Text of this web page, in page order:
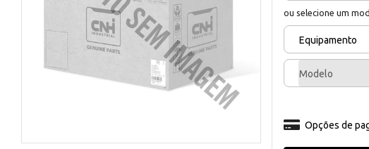
ou selecione um
Equipamento
Modelo
Opções de